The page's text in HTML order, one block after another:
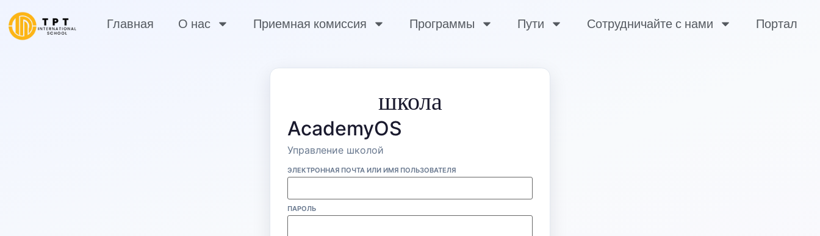
Главная О нас Приемная комиссия Программы Пути Сотрудничайте с нами Портал
школа
AcademyOS
Управление школой
ЭЛЕКТРОННАЯ ПОЧТА ИЛИ ИМЯ ПОЛЬЗОВАТЕЛЯ
ПАРОЛЬ